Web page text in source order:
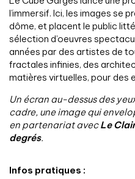
l’immersif. Ici, les images se
dôme, et placent le public
sélection d’oeuvres
années par des artistes de
fractales infinies, des
matières virtuelles, pour des
Un écran au-dessus des
cadre, une image qui
en partenariat avecLe
degrés.
Infos pratiques :